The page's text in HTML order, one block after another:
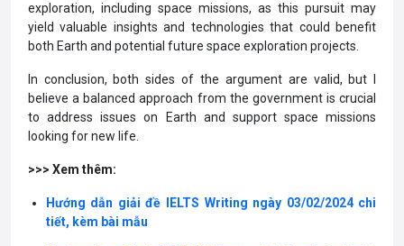
exploration, including space missions, as this pursuit may
yield valuable insights and technologies that could benefit
both Earth and potential future space exploration projects.
In conclusion, both sides of the argument are valid, but I
believe a balanced approach from the government is crucial
to address issues on Earth and support space missions
looking for new life.
>>> Xem thêm:
Hướng dẫn giải đề IELTS Writing ngày 03/02/2024 chi
tiết, kèm bài mẫu